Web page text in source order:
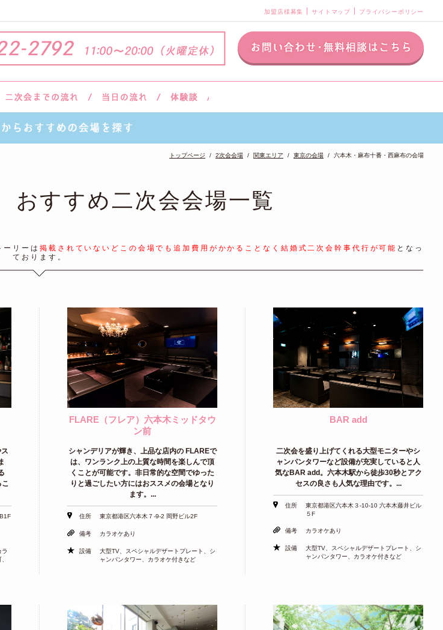
加盟店様募集 サイトマップ プライバシーポリシー
トップページ 2次会会場 関東エリア 東京の会場 六本木・麻布十番・西麻布の会場
すすめ二次会会場一覧
リーは 掲載されていないどこの会場でも追加費用がかかることなく結婚式二次会幹事代行が可能 となっ
ております。
ラ
FLARE（フレア）六本木ミッドタウ
ン前
シャンデリアが輝き、上品な店内の FLAREで
は、ワンランク上の上質な時間を楽しんで頂
くことが可能です。非日常的な空間でゆった
りと過ごしたい方にはおススメの会場となり
ます。...
住所 東京都港区六本木７-9-2 岡野ビル2F
備考 カラオケあり
設備
大型TV、スペシャルデザートプレート、シ
ャンパンタワー、カラオケ付きなど
BAR add
二次会を盛り上げてくれる大型モニターやシ
ャンパンタワーなど設備が充実していると人
気なBAR add。六本木駅から徒歩30秒とアク
セスの良さも人気な理由です。...
住所
東京都港区六本木３-10-10 六本木藤井ビル
５F
備考 カラオケあり
設備
大型TV、スペシャルデザートプレート、シ
ャンパンタワー、カラオケ付きなど